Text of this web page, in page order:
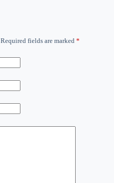
Required fields are marked *